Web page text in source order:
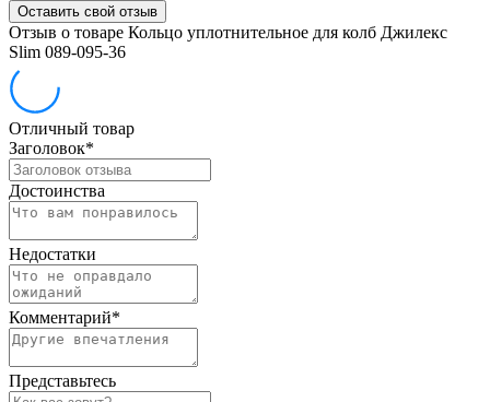
Оставить свой отзыв
Отзыв о товаре Кольцо уплотнительное для колб Джилекс
Slim 089-095-36
Отличный товар
Заголовок*
Достоинства
Недостатки
Комментарий*
Представьтесь